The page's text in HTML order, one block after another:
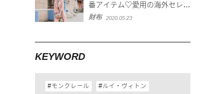
番アイテム♡愛用の海外セレブ
も紹介
財布 2020.05.23
KEYWORD
モンクレール ルイ・ヴィトン